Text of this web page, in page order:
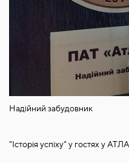
Надійний забудовник
"Історія успіху" у гостях у